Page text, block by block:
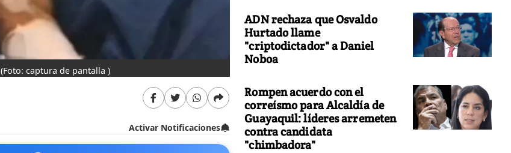
(Foto: captura de pantalla )
Activar Notificaciones
ADN rechaza que Osvaldo
Hurtado llame
"criptodictador" a Daniel
Noboa
Rompen acuerdo con el
correísmo para Alcaldía de
Guayaquil: líderes arremeten
contra candidata
"chimbadora"